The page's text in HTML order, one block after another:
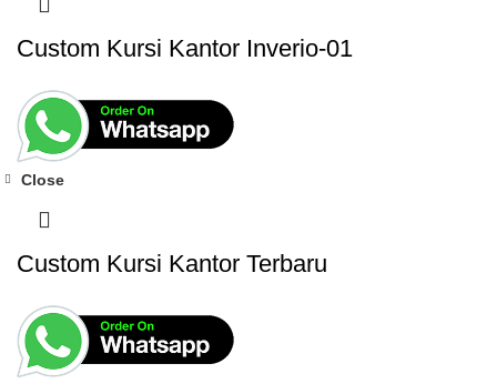
Custom Kursi Kantor Inverio-01
Close
Custom Kursi Kantor Terbaru